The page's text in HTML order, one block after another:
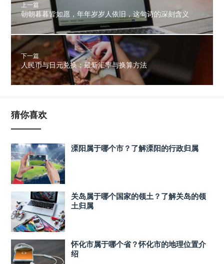
上一篇
朝朝暮暮皆如愿，年年岁岁人依旧，这句诗的深刻含义
下一篇
人民币与日元兑换：最新汇率与换算方法
猜你喜欢
溧阳属于哪个市？了解溧阳的行政归属
关岛属于哪个国家的领土？了解关岛的领
土归属
怀化市属于哪个省？怀化市的地理位置介
绍